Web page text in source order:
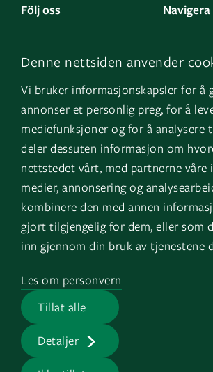
Denne nettsiden anvender
Vi bruker informasjonskapsler for å
annonser et personlig preg, for å
mediefunksjoner og for å analysere
deler dessuten informasjon om
nettstedet vårt, med partnerne våre
medier, annonsering og
kombinere den med annen
gjort tilgjengelig for dem, eller som
inn gjennom din bruk av tjenestene
Tillat alle
Detaljer
Les om personvern
Följ oss
LinkedIn
Instagram
YouTube
Navigera
Om oss
GK Norge
GK
Genvägar
Fakturauppgifter
HMS
Jobb på GK
Presserum
Logga in
EOS